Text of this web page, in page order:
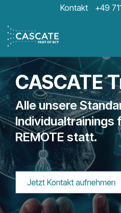
the
main
content.
Kontakt +49
CASCATE
Alle unsere
Individualtrainings
REMOTE statt.